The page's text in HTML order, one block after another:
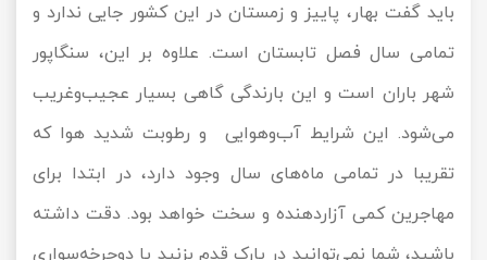
باید گفت بهار، پاییز و زمستان در این کشور جایی ندارد و
تمامی سال فصل تابستان است. علاوه بر این، سنگاپور
شهر باران است و این بارندگی گاهی بسیار عجیب‌وغریب
می‌شود. این شرایط آب‌وهوایی و رطوبت شدید هوا که
تقریبا در تمامی ماه‌های سال وجود دارد، در ابتدا برای
مهاجرین کمی آزاردهنده و سخت خواهد بود. دقت داشته
باشید، شما نمی‌توانید در پارک قدم بزنید یا دوچرخه‌سواری